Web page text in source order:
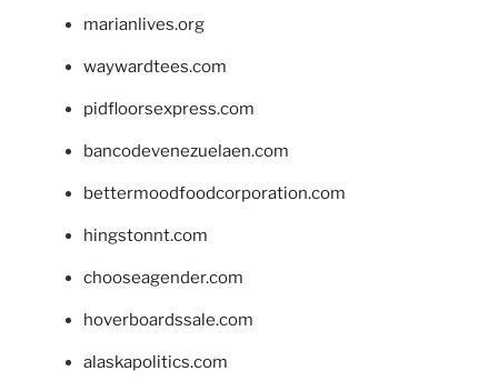
marianlives.org
waywardtees.com
pidfloorsexpress.com
bancodevenezuelaen.com
bettermoodfoodcorporation.com
hingstonnt.com
chooseagender.com
hoverboardssale.com
alaskapolitics.com